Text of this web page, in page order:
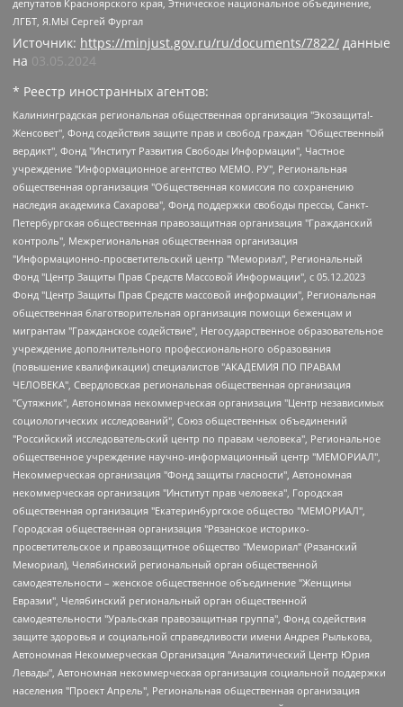
депутатов Красноярского края, Этническое национальное объединение,
ЛГБТ, Я.МЫ Сергей Фургал
Источник: https://minjust.gov.ru/ru/documents/7822/ данные
на 03.05.2024
* Реестр иностранных агентов:
Калининградская региональная общественная организация "Экозащита!-Женсовет", Фонд содействия защите прав и свобод граждан "Общественный вердикт", Фонд "Институт Развития Свободы Информации", Частное учреждение "Информационное агентство МЕМО. РУ", Региональная общественная организация "Общественная комиссия по сохранению наследия академика Сахарова", Фонд поддержки свободы прессы, Санкт-Петербургская общественная правозащитная организация "Гражданский контроль", Межрегиональная общественная организация "Информационно-просветительский центр "Мемориал", Региональный Фонд "Центр Защиты Прав Средств Массовой Информации", с 05.12.2023 Фонд "Центр Защиты Прав Средств массовой информации", Региональная общественная благотворительная организация помощи беженцам и мигрантам "Гражданское содействие", Негосударственное образовательное учреждение дополнительного профессионального образования (повышение квалификации) специалистов "АКАДЕМИЯ ПО ПРАВАМ ЧЕЛОВЕКА", Свердловская региональная общественная организация "Сутяжник", Автономная некоммерческая организация "Центр независимых социологических исследований", Союз общественных объединений "Российский исследовательский центр по правам человека", Региональное общественное учреждение научно-информационный центр "МЕМОРИАЛ", Некоммерческая организация "Фонд защиты гласности", Автономная некоммерческая организация "Институт прав человека", Городская общественная организация "Екатеринбургское общество "МЕМОРИАЛ", Городская общественная организация "Рязанское историко-просветительское и правозащитное общество "Мемориал" (Рязанский Мемориал), Челябинский региональный орган общественной самодеятельности – женское общественное объединение "Женщины Евразии", Челябинский региональный орган общественной самодеятельности "Уральская правозащитная группа", Фонд содействия защите здоровья и социальной справедливости имени Андрея Рылькова, Автономная Некоммерческая Организация "Аналитический Центр Юрия Левады", Автономная некоммерческая организация социальной поддержки населения "Проект Апрель", Региональная общественная организация помощи женщинам и детям, находящимся в кризисной ситуации "Информационно-методический центр "Анна", Фонд содействия развитию массовых коммуникаций и правовому просвещению "Так-так-Так", Фонд содействия устойчивому развитию "Серебряная тайга", Свердловский региональный общественный фонд социальных проектов "Новое время", "Idel.Реалии", Кавказ.Реалии, Крым.Реалии, Телеканал Настоящее Время, Татаро-башкирская служба Радио Свобода (Azatliq Radiosi), Радио Свободная Европа/Радио Свобода (PCE/PC), "Сибирь.Реалии", "Фактограф", Благотворительный фонд помощи осужденным и их семьям, Автономная некоммерческая организация "Институт глобализации и социальных движений", Фонд "В защиту прав заключенных", Частное учреждение "Центр поддержки и содействия развитию средств массовой информации", Пензенский региональный общественный благотворительный фонд "Гражданский союз", "Север.Реалии", Некоммерческая организация Фонд "Правовая инициатива", Общество с ограниченной ответственностью "Радио Свободная Европа/Радио Свобода", Чешское информационное агентство "MEDIUM-ORIENT", Красноярская региональная общественная организация "Мы против СПИДа", Камалягин Денис Николаевич, Маркелов Сергей Евгеньевич, Пономарев Лев Александрович, Савицкая Людмила Алексеевна, Автономная некоммерческая организация "Центр по работе с проблемой насилия "НАСИЛИЮ.НЕТ", Межрегиональный профессиональный союз работников здравоохранения "Альянс врачей", Юридическое лицо, зарегистрированное в Латвийской Республике, SIA "Medusa Project" (регистрационный номер 40103797863, дата регистрации 10.06.2014), Некоммерческая организация "Фонд по борьбе с коррупцией", Автономная некоммерческая организация "Институт права и публичной политики", Баданин Роман Сергеевич, Гликин Максим Александрович, Железнова Мария Михайловна, Лукьянова Юлия Сергеевна, Маетная Елизавета Витальевна, Маняхин Петр Борисович, Чуракова Ольга Владимировна, Ярош Юлия Петровна, Юридическое лицо "The Insider SIA", зарегистрированное в Риге, Латвийская Республика (дата регистрации 26.06.2015), являющееся администратором доменного имени интернет-издания "The Insider SIA", https://theins.ru, Постернак Алексей Евгеньевич, Рубин Михаил Аркадьевич, Анин Роман Александрович, Юридическое лицо Istories fonds, зарегистрированное в Латвийской Республике (регистрационный номер 50008295751, дата регистрации 24.02.2020), Великовский Дмитрий Александрович, Долинина Ирина Николаевна, Мароховская Алеся Алексеевна, Шлейнов Роман Юрьевич, Шмагун Олеся Валентиновна, Общество с ограниченной ответственностью "Альтаир 2021", Общество с ограниченной ответственностью "Вега 2021", Общество с ограниченной ответственностью "Главный редактор 2021", Общество с ограниченной ответственностью "Ромашки монолит", Важенков Артем Валерьевич, Ивановская областная общественная организация "Центр гендерных исследований", Гурман Юрий Альбертович, Медиапроект "ОВД-Инфо", Егоров Владимир Владимирович, Жилинский Владимир Александрович, Общество с ограниченной ответственностью "ЗП", Иванова София Юрьевна, Карезина Инна Павловна, Кильтау Екатерина Викторовна, Петров Алексей Викторович, Пискунов Сергей Евгеньевич, Смирнов Сергей Сергеевич, Тихонов Михаил Сергеевич, Общество с ограниченной ответственностью "ЖУРНАЛИСТ-ИНОСТРАННЫЙ АГЕНТ", Арапова Галина Юрьевна, Вольтская Татьяна Анатольевна, Американская компания "Mason G.E.S. Anonymous Foundation" (США), являющаяся владельцем интернет-издания https://mnews.world/, Компания "Stichting Bellingcat", зарегистрированная в Нидерландах (дата регистрации 11.07.2018), Захаров Андрей Вячеславович, Клепиковская Екатерина Дмитриевна, Общество с ограниченной ответственностью "МЕМО", Перл Роман Александрович, Симонов Евгений Алексеевич, Соловьева Елена Анатольевна, Сотников Даниил Владимирович, Сурначева Елизавета Дмитриевна, Автономная некоммерческая организация по защите прав человека и информированию населения "Якутия – Наше Мнение", Общество с ограниченной ответственностью "Москоу диджитал медиа", с 26.01.2023 Общество с ограниченной ответственностью "Чайка Белые сады", Ветошкина Валерия Валерьевна, Заговора Максим Александрович, Межрегиональное общественное движение "Российская ЛГБТ - сеть", Оленичев Максим Владимирович, Павлов Иван Юрьевич, Скворцова Елена Сергеевна, Общество с ограниченной ответственностью "Как бы инагент", Кочетков Игорь Викторович, Общество с ограниченной ответственностью "Честные выборы", Еланчик Олег Александрович, Общество с ограниченной ответственностью "Нобелевский призыв", Гималова Регина Эмилевна, Григорьев Андрей Валерьевич, Григорьева Алина Александровна, Ассоциация по содействию защите прав призывников, альтернативнослужащих и военнослужащих "Правозащитная группа "Гражданин.Армия.Право", Хисамова Регина Фаритовна, Автономная некоммерческая организация по реализации социально-правовых программ "Лилит", Дальневосточное общественное движение "Маяк", Санкт-Петербургская ЛГБТ-инициативная группа "Выход", Инициативная группа ЛГБТ+ "Реверс", Алексеев Андрей Викторович, Бекбулатова Таисия Львовна, Беляев Иван Михайлович, Владыкина Елена Сергеевна, Гельман Марат Александрович, Никульшина Вероника Юрьевна, Толоконникова Надежда Андреевна, Шендерович Виктор Анатольевич, Общество с ограниченной ответственностью "Данное сообщение", Общество с ограниченной ответственностью Издательский дом "Новая глава", Айнбиндер Александра Александровна, Московский комьюнити-центр для ЛГБТ+инициатив, Благотворительный фонд развития филантропии, Deutsche Welle (Германия, Kurt-Schumacher-Strasse 3, 53113 Bonn), Борзунова Мария Михайловна, Воробьев Виктор Викторович, Голубева Анна Львовна, Константинова Алла Михайловна, Малкова Ирина Владимировна, Мурадов Мурад Абдулгалимович, Осетинская Елизавета Николаевна, Понасенков Евгений Николаевич, Ганапольский Матвей Юрьевич, Киселев Евгений Алексеевич, Борухович Ирина Григорьевна, Дремин Иван Тимофеевич, Дубровский Дмитрий Викторович, Красноярская региональная общественная организация поддержки и развития альтернативных образовательных технологий и межкультурных коммуникаций "ИНТЕРРА", Маяковская Екатерина Алексеевна, Фейгин Марк Захарович, Филимонов Андрей Викторович, Дзугкоева Регина Николаевна, Доброхотов Роман Александрович, Дудь Юрий Александрович, Елкин Сергей Владимирович, Кругликов Кирилл Игоревич, Сабунаева Мария Леонидовна, Семенов Алексей Владимирович, Шаинян Карен Багратович, Шульман Екатерина Михайловна, Асафьев Артур Валерьевич, Вахштайн Виктор Семенович, Венедиктов Алексей Алексеевич, Лушникова Екатерина Евгеньевна, Волков Леонид Михайлович, Невзоров Александр Глебович, Пархоменко Сергей Борисович, Сироткин Ярослав Николаевич, Кара-Мурза Владимир Владимирович, Баранова Наталья Владимировна, Гозман Леонид Яковлевич, Кагарлицкий Борис Юльевич, Климарев Михаил Валерьевич, Милов Владимир Станиславович, Автономная некоммерческая организация Краснодарский центр современного искусства "Типография", Моргенштерн Алишер Тагирович, Соболь Любовь Эдуардовна, Общество с ограниченной ответственностью "ЛИЗА НОРМ", Каспаров Гарри Кимович, Ходорковский Михаил Борисович, Общество с ограниченной ответственностью "Апрельские тезисы", Данилович Ирина Брониславовна, Кашин Олег Владимирович, Петров Николай Владимирович, Пивоваров Алексей Владимирович, Соколов Михаил Владимирович, Цветкова Юлия Владимировна, Чичваркин Евгений Александрович, Комитет против пыток/Команда против пыток, Общество с ограниченной ответственностью "Первый научный", Общество с ограниченной ответственностью "Вертолет и ко", Белоцерковская Вероника Борисовна, Кац Максим Евгеньевич, Лазарева Татьяна Юрьевна, Шаведдинов Руслан Табризович, Яшин Илья Валерьевич, Общество с ограниченной ответственностью "Иноагент ААВ", Алешковский Дмитрий Петрович, Альбац Евгения Марковна, Быков Дмитрий Львович, Галямина Юлия Евгеньевна, Лойко Сергей Леонидович, Мартынов Кирилл Константинович, Медведев Сергей Александрович, Крашенинников Федор Геннадиевич, Гордеева Катерина Вл